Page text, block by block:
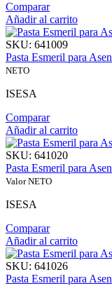
Comparar
Añadir al carrito
SKU: 641009
Pasta Esmeril para
NETO
ISESA
Comparar
Añadir al carrito
SKU: 641020
Pasta Esmeril para
Valor NETO
ISESA
Comparar
Añadir al carrito
SKU: 641026
Pasta Esmeril para